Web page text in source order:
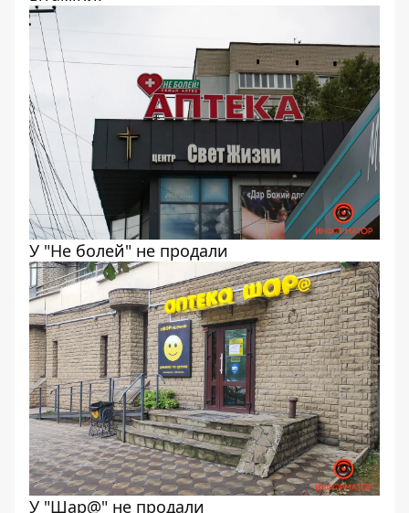
У "Не болей" не продали
У "Шар@" не продали